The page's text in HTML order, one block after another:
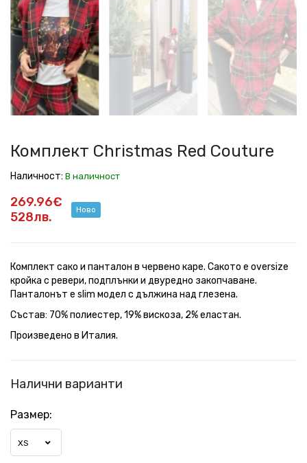
Christmas
Red
Couture
Christmas
Red
Couture
Christmas
Red
Couture
Christmas
Red
Couture
Christmas
Red
Couture
Christmas
Red
Couture
Christmas
Red
Couture
Christmas
Red
Couture
Christmas
Red
Couture
Комплект Christmas Red Couture
Наличност: В наличност
269.96€
528лв.
Ново
Комплект сако и панталон в червено каре. Сакото е oversize
кройка с ревери, подплънки и двуредно закопчаване.
Панталонът е slim модел с дължина над глезена.
Състав: 70% полиестер, 19% вискоза, 2% еластан.
Произведено в Италия.
Налични варианти
Размер:
XS